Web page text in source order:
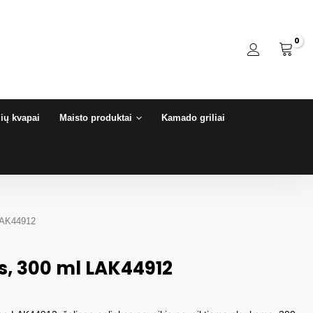
kvapai Maisto produktai Kamado griliai
ml LAK44912